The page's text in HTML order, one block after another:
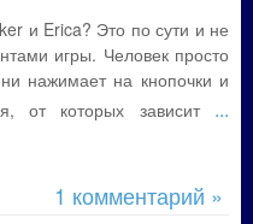
и Erica? Это по сути и не
игры. Человек просто
нажимает на кнопочки и
от которых зависит...
1 комментарий »